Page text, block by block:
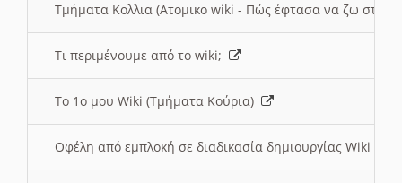
Τμήματα Κολλια (Ατομικο wiki - Πώς έφτασα να ζω στην
Τι περιμένουμε από το wiki;
Το 1ο μου Wiki (Τμήματα Κούρια)
Οφέλη από εμπλοκή σε διαδικασία δημιουργίας Wiki